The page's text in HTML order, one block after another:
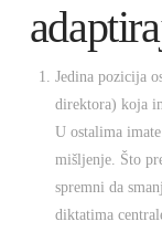
Jedina pozicija
direktora) koja
U ostalima
mišljenje. Što
spremni da
diktatima